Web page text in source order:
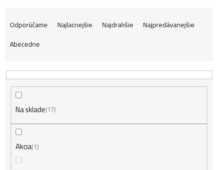
R
a
d
e
Odporúčame Najlacnejšie Najdrahšie
Najpredávanejšie
Abecedne
Na sklade 17
Akcia 1